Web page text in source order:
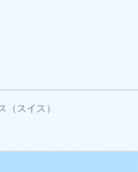
（スイス）